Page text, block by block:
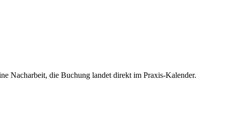
Nacharbeit, die Buchung landet direkt im Praxis-Kalender.